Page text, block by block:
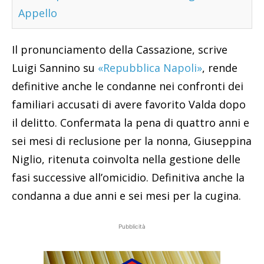
Appello
Il pronunciamento della Cassazione, scrive
Luigi Sannino su «Repubblica Napoli», rende
definitive anche le condanne nei confronti dei
familiari accusati di avere favorito Valda dopo
il delitto. Confermata la pena di quattro anni e
sei mesi di reclusione per la nonna, Giuseppina
Niglio, ritenuta coinvolta nella gestione delle
fasi successive all’omicidio. Definitiva anche la
condanna a due anni e sei mesi per la cugina.
Pubblicità